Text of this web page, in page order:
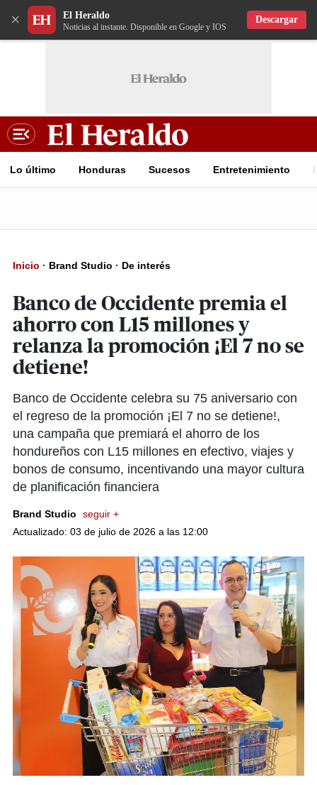
× El Heraldo
Noticias al instante. Disponible en Google y IOS
Descargar
Lo último Honduras Sucesos Entretenimiento
Inicio · Brand Studio · De interés
Banco de Occidente premia el
ahorro con L15 millones y
relanza la promoción ¡El 7 no se
detiene!
Banco de Occidente celebra su 75 aniversario con
el regreso de la promoción ¡El 7 no se detiene!,
una campaña que premiará el ahorro de los
hondureños con L15 millones en efectivo, viajes y
bonos de consumo, incentivando una mayor cultura
de planificación financiera
Brand Studio
seguir +
Actualizado: 03 de julio de 2026 a las 12:00